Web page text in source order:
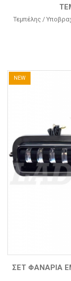
Τεμπέλης /
NEW
ΣΕΤ ΦΑΝΆΡΙΑ